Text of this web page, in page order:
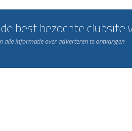
best bezochte clubsite
alle informatie over adverteren te ontvangen